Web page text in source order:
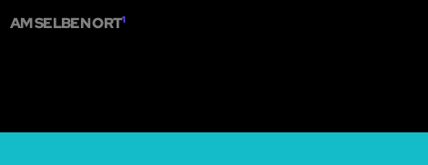
AM SELBEN ORT1